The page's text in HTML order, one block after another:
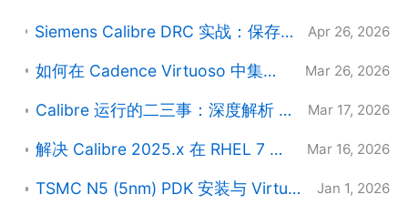
Siemens Calibre DRC 实战：保存 State（Runset）与反标（Back-annotation）完全指南 Apr 26, 2026
如何在 Cadence Virtuoso 中集成并加载 Calibre 交互菜单？ Mar 26, 2026
Calibre 运行的二三事：深度解析 RHEL 7 拦截机制与环境变量真相 Mar 17, 2026
解决 Calibre 2025.x 在 RHEL 7 上的 AOJ 启动故障及 VCO 平台树详解 Mar 16, 2026
TSMC N5 (5nm) PDK 安装与 Virtuoso 导入完整指南 Jan 1, 2026